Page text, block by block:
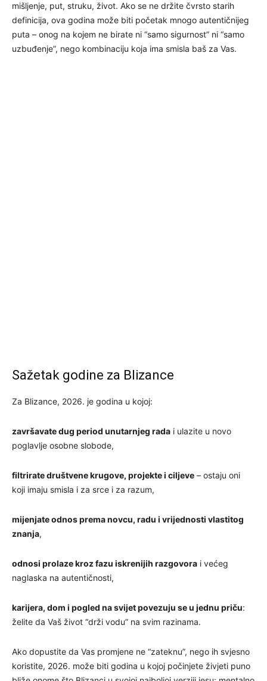
mišljenje, put, struku, život. Ako se ne držite čvrsto starih
definicija, ova godina može biti početak mnogo autentičnijeg
puta – onog na kojem ne birate ni “samo sigurnost” ni “samo
uzbuđenje”, nego kombinaciju koja ima smisla baš za Vas.
Sažetak godine za Blizance
Za Blizance, 2026. je godina u kojoj:
završavate dug period unutarnjeg rada i ulazite u novo
poglavlje osobne slobode,
filtrirate društvene krugove, projekte i ciljeve – ostaju oni
koji imaju smisla i za srce i za razum,
mijenjate odnos prema novcu, radu i vrijednosti vlastitog
znanja,
odnosi prolaze kroz fazu iskrenijih razgovora i većeg
naglaska na autentičnosti,
karijera, dom i pogled na svijet povezuju se u jednu priču:
želite da Vaš život “drži vodu” na svim razinama.
Ako dopustite da Vas promjene ne “zateknu”, nego ih svjesno
koristite, 2026. može biti godina u kojoj počinjete živjeti puno